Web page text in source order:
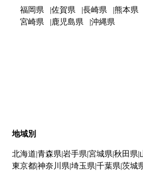
福岡県 佐賀県 長崎県 熊本県
宮崎県
鹿児島県 沖縄県
地域別
北海道 青森県 岩手県 宮城県 秋田県
東京都神奈川県 埼玉県 千葉県 茨城